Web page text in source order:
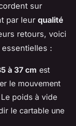
sur
par leur qualité
retours, voici
:
à 37 cm est
le mouvement
poids à vide
le cartable une